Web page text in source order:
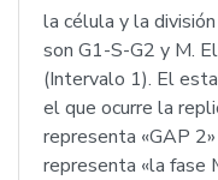
la célula y la
son G1-S-G2 y M.
(Intervalo 1). El
el que ocurre la
representa «GAP
representa «la fase